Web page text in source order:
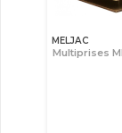
MELJAC
Multiprises